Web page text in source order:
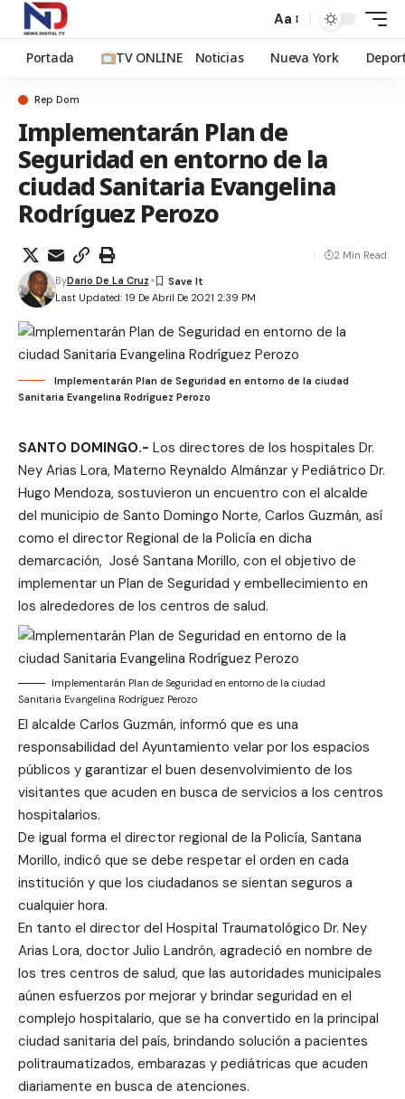
Aa
Portada TV ONLINE Noticias Nueva York
Rep Dom
Implementarán Plan de
Seguridad en entorno de la
ciudad Sanitaria Evangelina
Rodríguez Perozo
Last Updated: 19 De Abril De 2021 2:39 PM
ByDario De La Cruz
2 Min Read
Implementarán Plan de Seguridad en entorno de la ciudad
Sanitaria Evangelina Rodríguez Perozo
SANTO DOMINGO.- Los directores de los hospitales Dr.
Ney Arias Lora, Materno Reynaldo Almánzar y Pediátrico Dr.
Hugo Mendoza, sostuvieron un encuentro con el alcalde
del municipio de Santo Domingo Norte, Carlos Guzmán, así
como el director Regional de la Policía en dicha
demarcación, José Santana Morillo, con el objetivo de
implementar un Plan de Seguridad y embellecimiento en
los alrededores de los centros de salud.
Implementarán Plan de Seguridad en entorno de la ciudad
Sanitaria Evangelina Rodríguez Perozo
El alcalde Carlos Guzmán, informó que es una
responsabilidad del Ayuntamiento velar por los espacios
públicos y garantizar el buen desenvolvimiento de los
visitantes que acuden en busca de servicios a los centros
hospitalarios.
De igual forma el director regional de la Policía, Santana
Morillo, indicó que se debe respetar el orden en cada
institución y que los ciudadanos se sientan seguros a
cualquier hora.
En tanto el director del Hospital Traumatológico Dr. Ney
Arias Lora, doctor Julio Landrón, agradeció en nombre de
los tres centros de salud, que las autoridades municipales
aúnen esfuerzos por mejorar y brindar seguridad en el
complejo hospitalario, que se ha convertido en la principal
ciudad sanitaria del país, brindando solución a pacientes
politraumatizados, embarazas y pediátricas que acuden
diariamente en busca de atenciones.